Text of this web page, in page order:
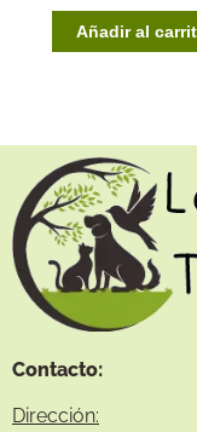
Añadir al
Contacto:
Dirección: